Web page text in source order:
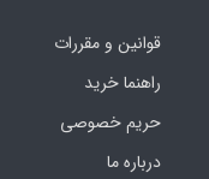
قوانین و مقررات
راهنما خرید
حریم خصوصی
درباره ما